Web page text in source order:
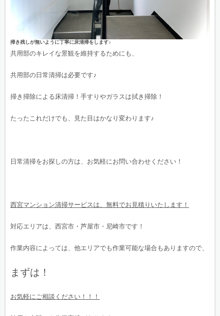
掃き残しが無いように丁寧に床清掃をします♪
共用部のキレイな景観を維持するためにも、
共用部の日常清掃は必要です♪
掃き掃除による床清掃！手すりやガラスは拭き掃除！
たったこれだけでも、見た目はかなり変わります♪
日常清掃をお探しの方は、お気軽にお問い合わせください！
西宮マンション清掃サービスは、無料でお見積りいたします！
対応エリアは、西宮市・芦屋市・尼崎市です！
作業内容によっては、他エリアでも作業可能な場合もありますので、
まずは！
お気軽にご相談ください！！！